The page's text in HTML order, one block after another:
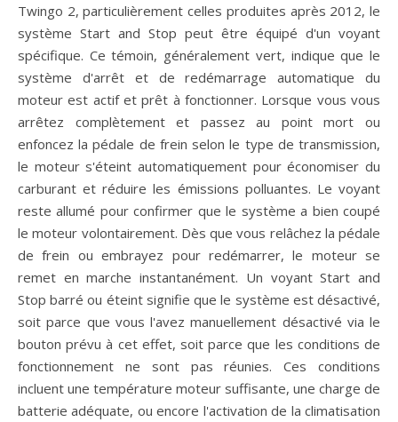
Twingo 2, particulièrement celles produites après 2012, le
système Start and Stop peut être équipé d'un voyant
spécifique. Ce témoin, généralement vert, indique que le
système d'arrêt et de redémarrage automatique du
moteur est actif et prêt à fonctionner. Lorsque vous vous
arrêtez complètement et passez au point mort ou
enfoncez la pédale de frein selon le type de transmission,
le moteur s'éteint automatiquement pour économiser du
carburant et réduire les émissions polluantes. Le voyant
reste allumé pour confirmer que le système a bien coupé
le moteur volontairement. Dès que vous relâchez la pédale
de frein ou embrayez pour redémarrer, le moteur se
remet en marche instantanément. Un voyant Start and
Stop barré ou éteint signifie que le système est désactivé,
soit parce que vous l'avez manuellement désactivé via le
bouton prévu à cet effet, soit parce que les conditions de
fonctionnement ne sont pas réunies. Ces conditions
incluent une température moteur suffisante, une charge de
batterie adéquate, ou encore l'activation de la climatisation